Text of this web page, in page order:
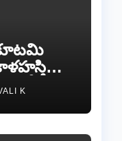
రెడ్డి.
K